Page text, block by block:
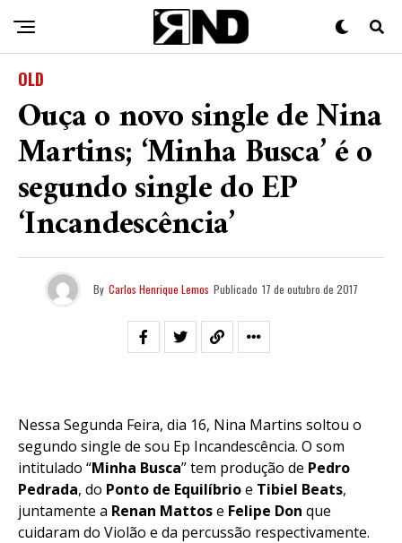
OLD
Ouça o novo single de Nina
Martins; ‘Minha Busca’ é o
segundo single do EP
‘Incandescência’
By Carlos Henrique Lemos Publicado 17 de outubro de 2017
Nessa Segunda Feira, dia 16, Nina Martins soltou o
segundo single de sou Ep Incandescência. O som
intitulado “Minha Busca” tem produção de Pedro
Pedrada, do Ponto de Equilíbrioe Tibiel Beats,
juntamente a Renan Mattose Felipe Don que
cuidaram do Violão e da percussão respectivamente.